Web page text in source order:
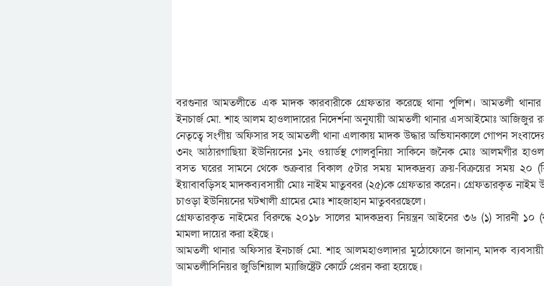
বরগুনার আমতলীতে এক মাদক কারবারীকে গ্রেফতার করেছে থানা পুলিশ। আমতলী
ইনচার্জ মো. শাহ আলম হাওলাদারের নিদের্শনা অনুযায়ী আমতলী থানার এসআইমোঃ আজিজুর
নেতৃত্বে সংগীয় অফিসার সহ আমতলী থানা এলাকায় মাদক উদ্ধার অভিযানকালে গোপন সংবাদের
৩নং আঠারগাছিয়া ইউনিয়নের ১নং ওয়ার্ডস্থ গোলবুনিয়া সাকিনে জনৈক মোঃ আলমগীর
বসত ঘরের সামনে থেকে শুক্রবার বিকাল ৫টার সময় মাদকদ্রব্য ক্রয়-বিক্রয়ের সময় ২০
ইয়াবাবড়িসহ মাদকব্যবসায়ী মোঃ নাইম মাতুব্বর (২৫)কে গ্রেফতার করেন। গ্রেফতারকৃত নাইম
চাওড়া ইউনিয়নের ঘটখালী গ্রামের মোঃ শাহজাহান মাতুব্বরছেলে।
গ্রেফতারকৃত নাইমের বিরুদ্ধে ২০১৮ সালের মাদকদ্রব্য নিয়ন্ত্রন আইনের ৩৬ (১) সারনী ১০
মামলা দায়ের করা হইছে।
আমতলী থানার অফিসার ইনচার্জ মো. শাহ আলমহাওলাদার মুঠোফোনে জানান, মাদক
আমতলীসিনিয়র জুডিশিয়াল ম্যাজিষ্ট্রেট কোর্টে প্রেরন করা হয়েছে।